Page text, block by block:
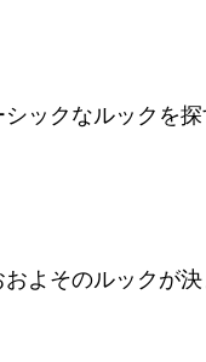
ックなルックを
よそのルックが決